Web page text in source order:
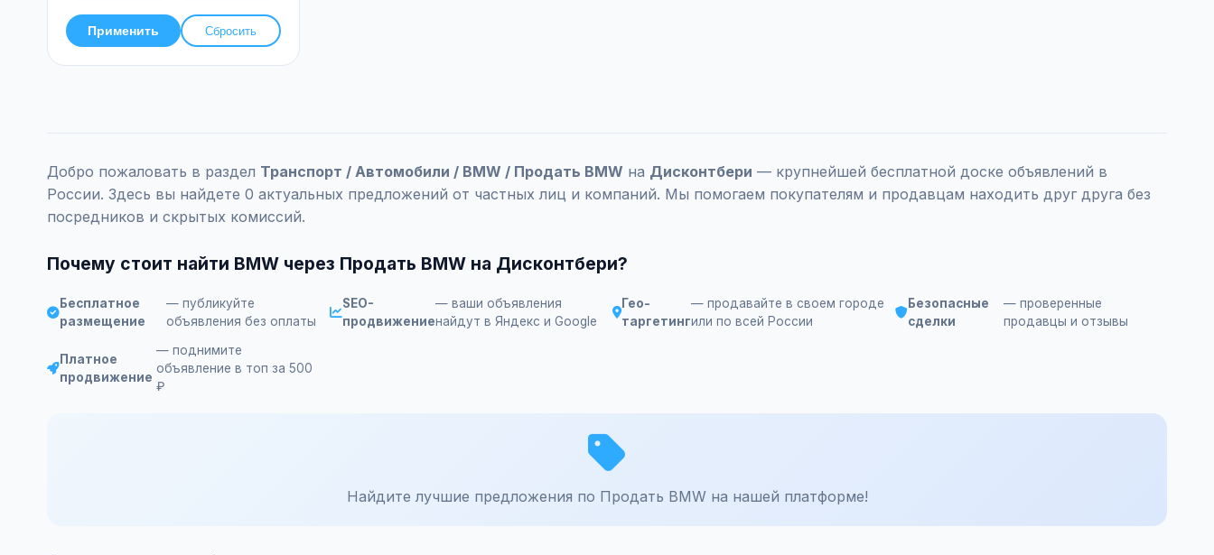
Применить Сбросить
Добро пожаловать в раздел Транспорт / Автомобили / BMW / Продать BMW на Дисконтбери — крупнейшей бесплатной доске объявлений в
России. Здесь вы найдете 0 актуальных предложений от частных лиц и компаний. Мы помогаем покупателям и продавцам находить друг друга без
посредников и скрытых комиссий.
Почему стоит найти BMW через Продать BMW на Дисконтбери?
Бесплатное
размещение
— публикуйте
объявления без оплаты
SEO-
продвижение
— ваши объявления
найдут в Яндекс и Google
Гео-
таргетинг
— продавайте в своем городе
или по всей России
Безопасные
сделки
— проверенные
продавцы и отзывы
Платное
продвижение
— поднимите
объявление в топ за 500
₽
Найдите лучшие предложения по Продать BMW на нашей платформе!